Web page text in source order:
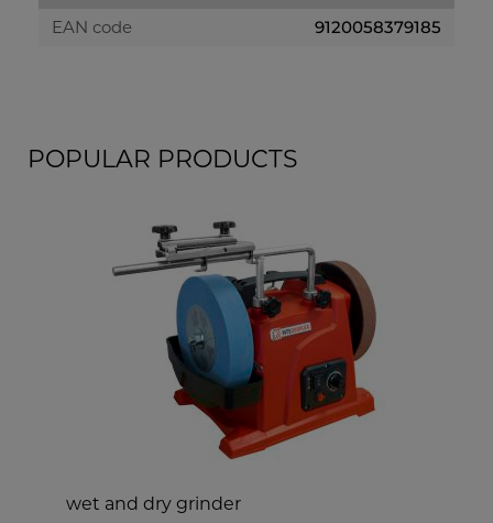
EAN code
9120058379185
POPULAR PRODUCTS
wet and dry grinder